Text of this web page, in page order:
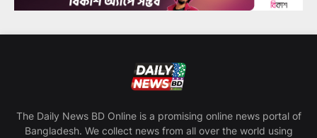
The Daily News BD Online is a promising online news portal of
Bangladesh. We collect news from all over the world using